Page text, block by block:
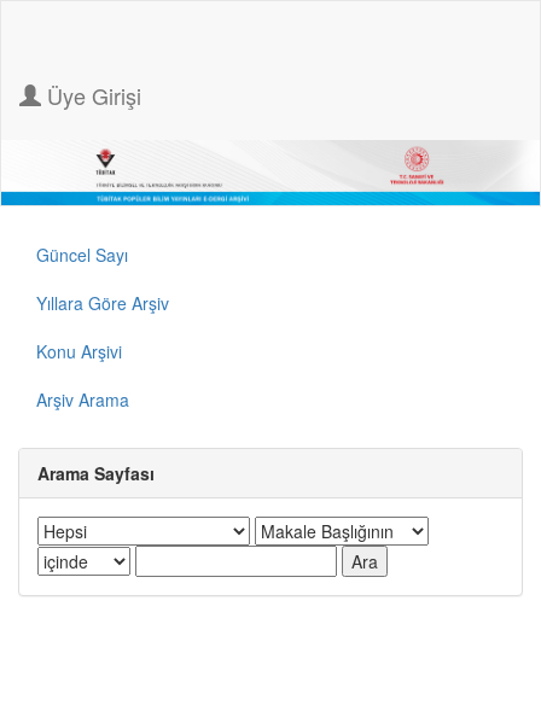
Üye Girişi
Güncel Sayı
Yıllara Göre Arşiv
Konu Arşivi
Arşiv Arama
Arama Sayfası